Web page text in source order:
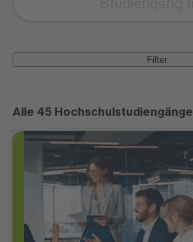
Filter
Alle 45 Hochschulstudiengänge